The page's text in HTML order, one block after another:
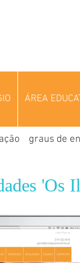
ÁREA
graus de
'Os